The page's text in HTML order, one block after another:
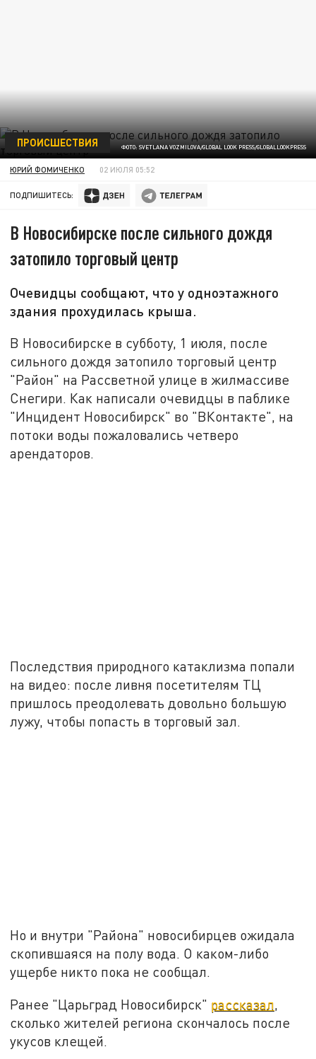
ФОТО: SVETLANA VOZMILOVA/GLOBAL LOOK PRESS/GLOBALLOOKPRESS
ПРОИСШЕСТВИЯ
ЮРИЙ ФОМИЧЕНКО 02 ИЮЛЯ 05:52
ПОДПИШИТЕСЬ:
В Новосибирске после сильного дождя
затопило торговый центр
Очевидцы сообщают, что у одноэтажного
здания прохудилась крыша.
В Новосибирске в субботу, 1 июля, после
сильного дождя затопило торговый центр
"Район" на Рассветной улице в жилмассиве
Снегири. Как написали очевидцы в паблике
"Инцидент Новосибирск" во "ВКонтакте", на
потоки воды пожаловались четверо
арендаторов.
Последствия природного катаклизма попали
на видео: после ливня посетителям ТЦ
пришлось преодолевать довольно большую
лужу, чтобы попасть в торговый зал.
Но и внутри "Района" новосибирцев ожидала
скопившаяся на полу вода. О каком-либо
ущербе никто пока не сообщал.
Ранее "Царьград Новосибирск" рассказал
сколько жителей региона скончалось после
укусов клещей.